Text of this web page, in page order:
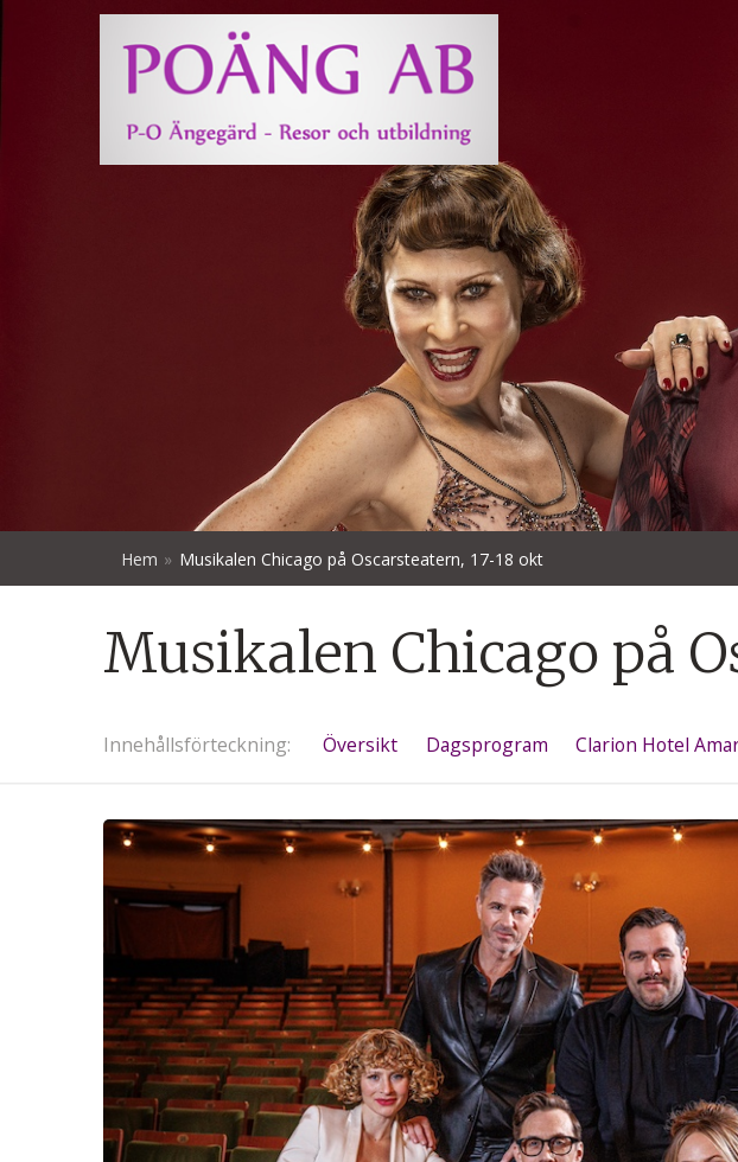
Hem » Musikalen Chicago på Oscarsteatern, 17-18 okt
Musikalen Chicago på
Innehållsförteckning Översikt Dagsprogram Clarion Hotel